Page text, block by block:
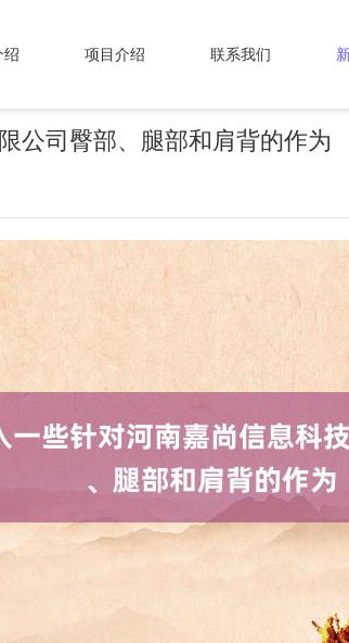
绍 项目介绍 联系我们
公司臀部、腿部和肩背的作为